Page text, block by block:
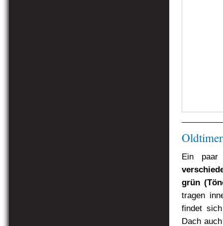
Oldtimer
Ein
grün
tragen
findet
Dach